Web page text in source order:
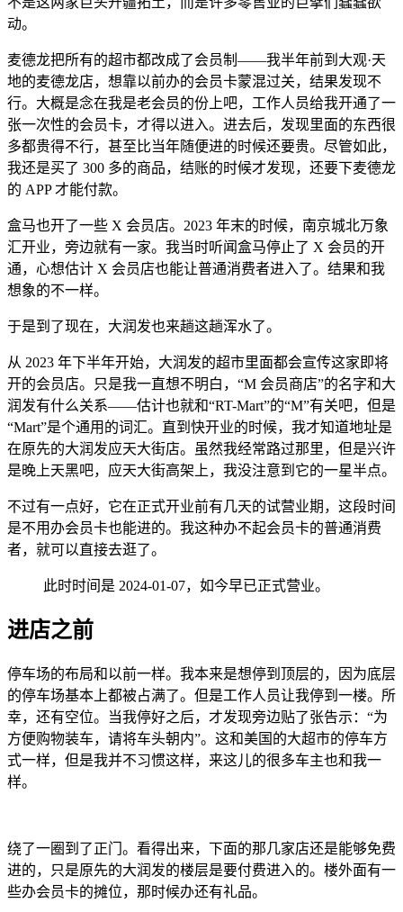
动。
麦德龙把所有的超市都改成了会员制——我半年前到大观·天
地的麦德龙店，想靠以前办的会员卡蒙混过关，结果发现不
行。大概是念在我是老会员的份上吧，工作人员给我开通了一
张一次性的会员卡，才得以进入。进去后，发现里面的东西很
多都贵得不行，甚至比当年随便进的时候还要贵。尽管如此，
我还是买了 300 多的商品，结账的时候才发现，还要下麦德龙
的 APP 才能付款。
盒马也开了一些 X 会员店。2023 年末的时候，南京城北万象
汇开业，旁边就有一家。我当时听闻盒马停止了 X 会员的开
通，心想估计 X 会员店也能让普通消费者进入了。结果和我
想象的不一样。
于是到了现在，大润发也来趟这趟浑水了。
从 2023 年下半年开始，大润发的超市里面都会宣传这家即将
开的会员店。只是我一直想不明白，“M 会员商店”的名字和大
润发有什么关系——估计也就和“RT-Mart”的“M”有关吧，但是
“Mart”是个通用的词汇。直到快开业的时候，我才知道地址是
在原先的大润发应天大街店。虽然我经常路过那里，但是兴许
是晚上天黑吧，应天大街高架上，我没注意到它的一星半点。
不过有一点好，它在正式开业前有几天的试营业期，这段时间
是不用办会员卡也能进的。我这种办不起会员卡的普通消费
者，就可以直接去逛了。
此时时间是 2024-01-07，如今早已正式营业。
进店之前
停车场的布局和以前一样。我本来是想停到顶层的，因为底层
的停车场基本上都被占满了。但是工作人员让我停到一楼。所
幸，还有空位。当我停好之后，才发现旁边贴了张告示：“为
方便购物装车，请将车头朝内”。这和美国的大超市的停车方
式一样，但是我并不习惯这样，来这儿的很多车主也和我一
样。
绕了一圈到了正门。看得出来，下面的那几家店还是能够免费
进的，只是原先的大润发的楼层是要付费进入的。楼外面有一
些办会员卡的摊位，那时候办还有礼品。